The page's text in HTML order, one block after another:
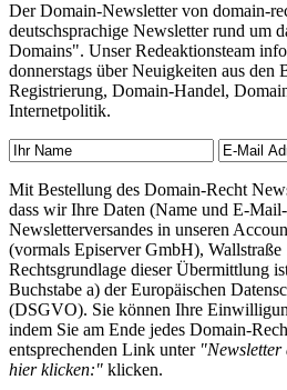
Der Domain-Newsletter von domain-
deutschsprachige Newsletter rund um
Domains". Unser Redeaktionsteam
donnerstags über Neuigkeiten aus den
Registrierung, Domain-Handel,
Internetpolitik.
Mit Bestellung des Domain-Recht
dass wir Ihre Daten (Name und E-
Newsletterversandes in unseren
(vormals Episerver GmbH),
Rechtsgrundlage dieser Übermittlung
Buchstabe a) der Europäischen
(DSGVO). Sie können Ihre
indem Sie am Ende jedes Domain-
entsprechenden Link unter "Newsletter
hier klicken:" klicken.